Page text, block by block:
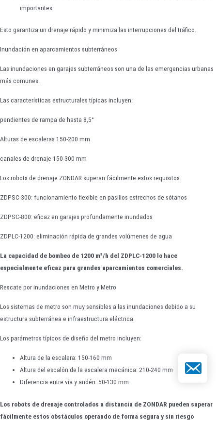
importantes
Esto garantiza un drenaje rápido y minimiza las interrupciones del tráfico.
Inundación en aparcamientos subterráneos
Las inundaciones en garajes subterráneos son una de las emergencias urbanas
más comunes.
Las características estructurales típicas incluyen:
pendientes de rampa de hasta 8,5°
Alturas de escaleras 150-200 mm
canales de drenaje 150-300 mm
Los robots de drenaje ZONDAR superan fácilmente estos requisitos.
ZDPSC-300: funcionamiento flexible en pasillos estrechos de sótanos
ZDPSC-800: eficaz en garajes profundamente inundados
ZDPLC-1200: eliminación rápida de grandes volúmenes de agua
La capacidad de bombeo de 1200 m³/h del ZDPLC-1200 lo hace
especialmente eficaz para grandes aparcamientos comerciales.
Rescate por inundaciones en Metro y Metro
Los sistemas de metro son muy sensibles a las inundaciones debido a su
estructura subterránea e infraestructura eléctrica.
Los parámetros típicos de diseño del metro incluyen:
Altura de la escalera: 150-160 mm
Altura del escalón de la escalera mecánica: 210-240 mm
Diferencia entre vía y andén: 50-130 mm
Los robots de drenaje controlados a distancia de ZONDAR pueden superar
fácilmente estos obstáculos operando de forma segura y sin riesgo
Correo